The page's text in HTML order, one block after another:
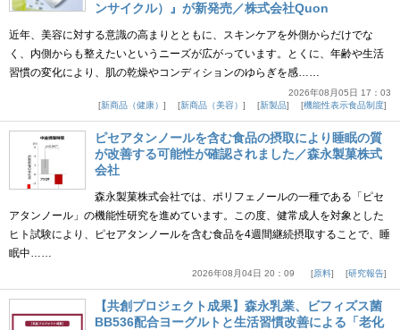
ンサイクル）』が新発売／株式会社Quon
近年、美容に対する意識の高まりとともに、スキンケアを外側からだけでな
く、内側からも整えたいというニーズが広がっています。とくに、年齢や生活
習慣の変化により、肌の乾燥やコンディションのゆらぎを感……
2026年08月05日 17：03
新商品（健康）
新商品（美容） 新製品 機能性表示食品制度
ピセアタンノールを含む食品の摂取により睡眠の質
が改善する可能性が確認されました／森永製菓株式
会社
森永製菓株式会社では、ポリフェノールの一種である「ピセ
アタンノール」の機能性研究を進めています。この度、健常成人を対象とした
ヒト試験により、ピセアタンノールを含む食品を4週間継続摂取することで、睡
眠中……
2026年08月04日 20：09 原料 研究報告
【共創プロジェクト成果】森永乳業、ビフィズス菌
BB536配合ヨーグルトと生活習慣改善による「老化